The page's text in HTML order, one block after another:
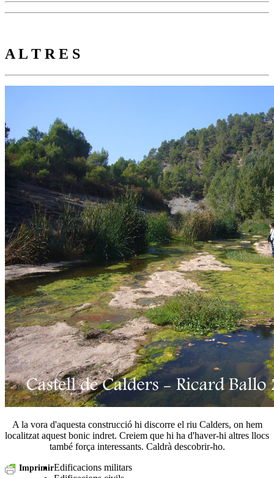
A L T R E S
A la vora d'aquesta construcció hi discorre el riu Calders, on hem
localitzat aquest bonic indret. Creiem que hi ha d'haver-hi altres llocs
també força interessants. Caldrà descobrir-ho.
ImprimirEdificacions militars